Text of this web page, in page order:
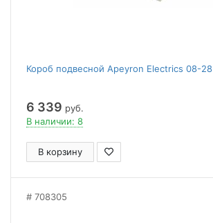
Короб подвесной Apeyron Electrics 08-28
6 339 руб.
В наличии: 8
В корзину
708305